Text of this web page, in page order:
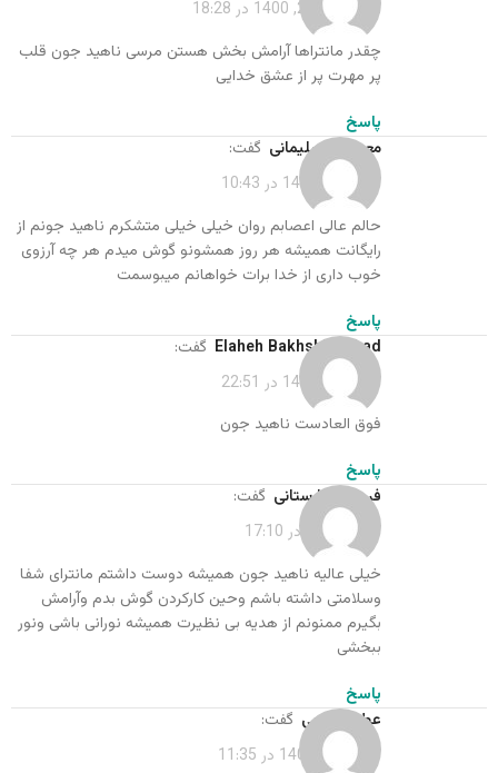
اردیبهشت 25, 1400 در 18:28
چقدر مانتراها آرامش بخش هستن مرسی ناهید جون قلب
پر مهرت پر از عشق خدایی
پاسخ
معصومه سلیمانی گفت:
مرداد 29, 1400 در 10:43
حالم عالی اعصابم روان خیلی خیلی متشکرم ناهید جونم از
رایگانت همیشه هر روز همشونو گوش میدم هر چه آرزوی
خوب داری از خدا برات خواهانم میبوسمت
پاسخ
Elaheh Bakhshinezhad
گفت:
مرداد 30, 1400 در 22:51
فوق العادست ناهید جون
پاسخ
فروزان بهارستانی گفت:
تیر 5, 1401 در 17:10
خیلی عالیه ناهید جون همیشه دوست داشتم مانترای شفا
وسلامتی داشته باشم وحین کارکردن گوش بدم وآرامش
بگیرم ممنونم از هدیه بی نظیرت همیشه نورانی باشی ونور
ببخشی
پاسخ
عطیه اروجی گفت:
شهریور 6, 1401 در 11:35